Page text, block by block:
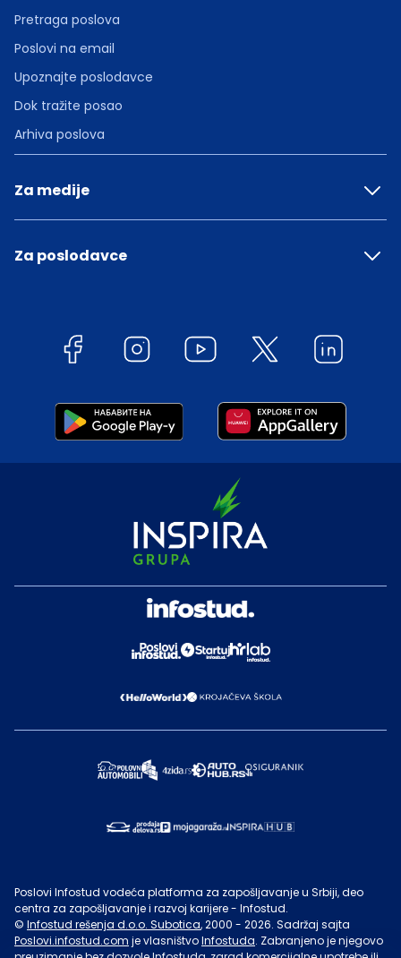
Pretraga poslova
Poslovi na email
Upoznajte poslodavce
Dok tražite posao
Arhiva poslova
Za medije
Za poslodavce
Poslovi Infostud vodeća platforma za zapošljavanje u Srbiji, deo
centra za zapošljavanje i razvoj karijere - Infostud.
© Infostud rešenja d.o.o. Subotica, 2000 - 2026. Sadržaj sajta
Poslovi.infostud.com je vlasništvoInfostuda. Zabranjeno je njegovo